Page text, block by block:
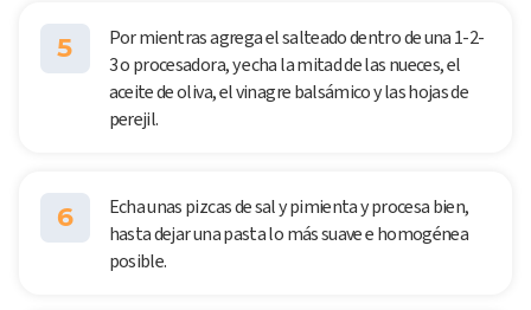
5
Por mientras agrega el salteado dentro de una 1-2-
3 o procesadora, y echa la mitad de las nueces, el
aceite de oliva, el vinagre balsámico y las hojas de
perejil.
6
Echa unas pizcas de sal y pimienta y procesa bien,
hasta dejar una pasta lo más suave e homogénea
posible.